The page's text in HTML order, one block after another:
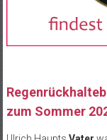
zum Sommer